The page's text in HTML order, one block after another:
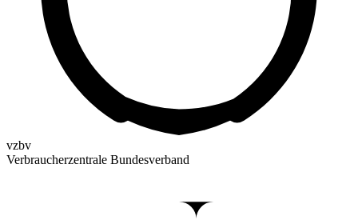
vzbv
Verbraucherzentrale Bundesverband